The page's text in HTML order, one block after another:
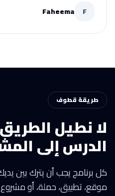
F
Faheema
طريقة قطوف
لا نطيل
الدرس إلى
كل برنامج يجب أن يترك بين
موقع، تطبيق، حملة، أو